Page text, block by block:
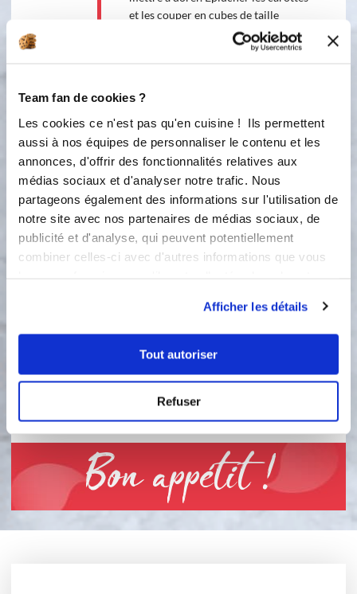
Team fan de cookies ?
Les cookies ce n'est pas qu'en cuisine ! Ils permettent
aussi à nos équipes de personnaliser le contenu et les
annonces, d'offrir des fonctionnalités relatives aux
médias sociaux et d'analyser notre trafic. Nous
partageons également des informations sur l'utilisation de
notre site avec nos partenaires de médias sociaux, de
publicité et d'analyse, qui peuvent potentiellement
combiner celles-ci avec d'autres informations que vous
Afficher les détails
Tout autoriser
Refuser
et les couper en cubes de taille
moyenne, ajouter aux oignons et
mélanger. Éplucher la butternut et
courge auront bien entendu été
enlevés. Attendre que les légumes
fondent un peu avant d’ajouter les
épices ( plus ou moins selon vos
bien), le sel et poivre, le cube de
bouillon et l’eau qui doit couvrir les
légumes. Faire cuire à feu maximum
jusqu’au premier bouillon puis
réduire et faire mijoter à feu doux
fraîche. Dresser dans une belle
courges. Il ne vous reste plus qu’à
2 Étape 2
Bon appétit !